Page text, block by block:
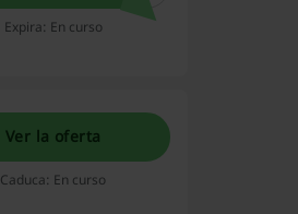
Expira: En curso
Ver la oferta
Caduca: En curso